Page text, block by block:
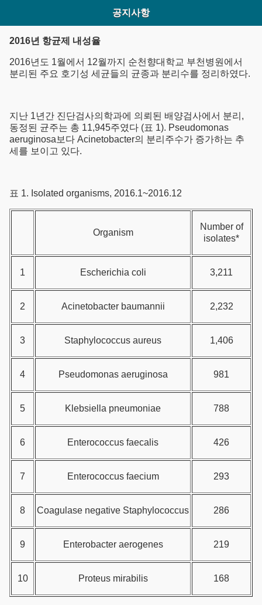
공지사항
2016년 항균제 내성율
2016년도 1월에서 12월까지 순천향대학교 부천병원에서
분리된 주요 호기성 세균들의 균종과 분리수를 정리하였다.
지난 1년간 진단검사의학과에 의뢰된 배양검사에서 분리,
동정된 균주는 총 11,945주였다 (표 1). Pseudomonas
aeruginosa보다 Acinetobacter의 분리주수가 증가하는 추
세를 보이고 있다.
표 1. Isolated organisms, 2016.1~2016.12
Organism
Number of
isolates*
1 Escherichia coli 3,211
2 Acinetobacter baumannii 2,232
3 Staphylococcus aureus 1,406
4 Pseudomonas aeruginosa 981
5 Klebsiella pneumoniae 788
6 Enterococcus faecalis 426
7 Enterococcus faecium 293
8 Coagulase negative Staphylococcus 286
9 Enterobacter aerogenes 219
10 Proteus mirabilis 168